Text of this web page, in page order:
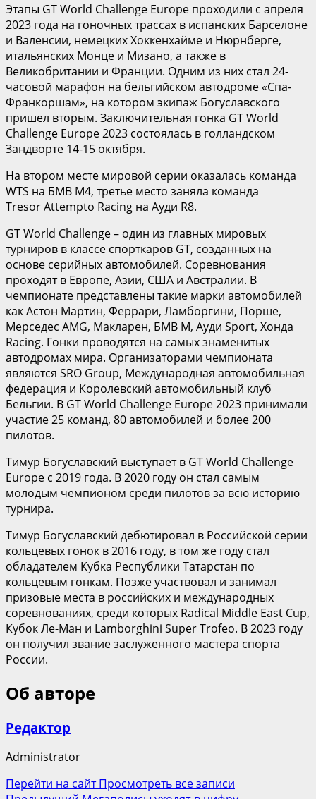
Этапы GT World Challenge Europe проходили с апреля
2023 года на гоночных трассах в испанских Барселоне
и Валенсии, немецких Хоккенхайме и Нюрнберге,
итальянских Монце и Мизано, а также в
Великобритании и Франции. Одним из них стал 24-
часовой марафон на бельгийском автодроме «Спа-
Франкоршам», на котором экипаж Богуславского
пришел вторым. Заключительная гонка GT World
Challenge Europe 2023 состоялась в голландском
Зандворте 14-15 октября.
На втором месте мировой серии оказалась команда
WTS на БМВ M4, третье место заняла команда
Tresor Attempto Racing на Ауди R8.
GT World Challenge – один из главных мировых
турниров в классе спорткаров GT, созданных на
основе серийных автомобилей. Соревнования
проходят в Европе, Азии, США и Австралии. В
чемпионате представлены такие марки автомобилей
как Астон Мартин, Феррари, Ламборгини, Порше,
Мерседес AMG, Макларен, БМВ М, Ауди Sport, Хонда
Racing. Гонки проводятся на самых знаменитых
автодромах мира. Организаторами чемпионата
являются SRO Group, Международная автомобильная
федерация и Королевский автомобильный клуб
Бельгии. В GT World Challenge Europe 2023 принимали
участие 25 команд, 80 автомобилей и более 200
пилотов.
Тимур Богуславский выступает в GT World Challenge
Europe с 2019 года. В 2020 году он стал самым
молодым чемпионом среди пилотов за всю историю
турнира.
Тимур Богуславский дебютировал в Российской серии
кольцевых гонок в 2016 году, в том же году стал
обладателем Кубка Республики Татарстан по
кольцевым гонкам. Позже участвовал и занимал
призовые места в российских и международных
соревнованиях, среди которых Radical Middle East Cup,
Кубок Ле-Ман и Lamborghini Super Trofeo. В 2023 году
он получил звание заслуженного мастера спорта
России.
Об авторе
Редактор
Administrator
Перейти на сайтПросмотреть все записи